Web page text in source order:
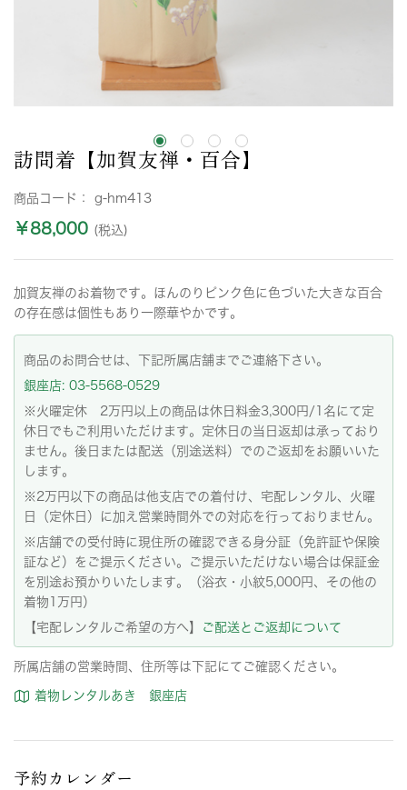
訪問着【加賀友禅・百合】
商品コード： g-hm413
￥88,000 (税込)
加賀友禅のお着物です。ほんのりピンク色に色づいた大きな百合
の存在感は個性もあり一際華やかです。
商品のお問合せは、下記所属店舗までご連絡下さい。
銀座店: 03-5568-0529
※火曜定休 2万円以上の商品は休日料金3,300円/1名にて定
休日でもご利用いただけます。定休日の当日返却は承っており
ません。後日または配送（別途送料）でのご返却をお願いいた
します。
※2万円以下の商品は他支店での着付け、宅配レンタル、火曜
日（定休日）に加え営業時間外での対応を行っておりません。
※店舗での受付時に現住所の確認できる身分証（免許証や保険
証など）をご提示ください。ご提示いただけない場合は保証金
を別途お預かりいたします。（浴衣・小紋5,000円、その他の
着物1万円）
【宅配レンタルご希望の方へ】
ご配送とご返却について
所属店舗の営業時間、住所等は下記にてご確認ください。
着物レンタルあき 銀座店
予約カレンダー